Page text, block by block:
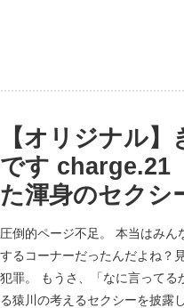
【オリジナル
です charge.21
た渾身のセクシ
圧倒的ページ不足。 本当はみ
するコーナーだったんだよね？
犯罪。 もうさ、「なに言ってる
る猿川の考えるセクシーを披露